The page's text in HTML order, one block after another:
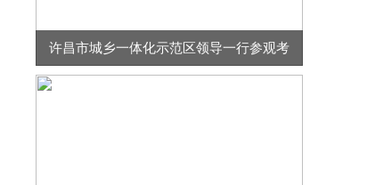
许昌市城乡一体化示范区领导一行参观考